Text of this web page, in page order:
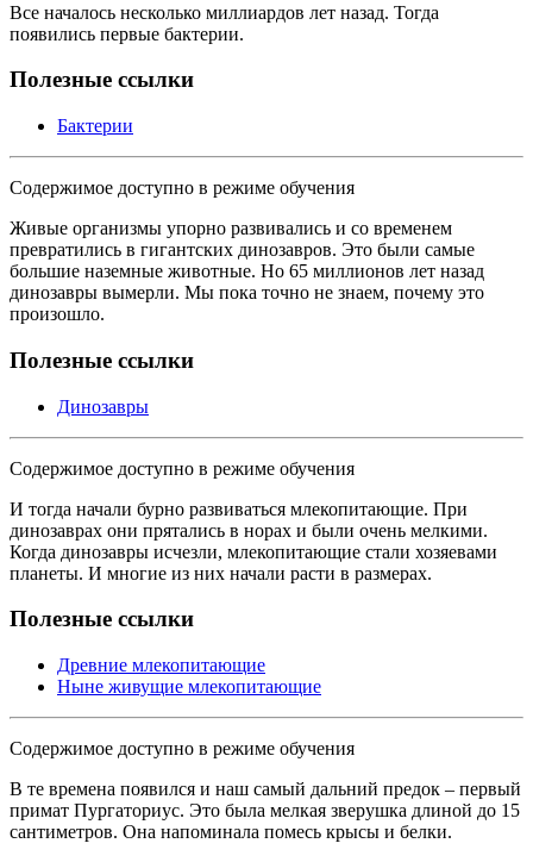
Все началось несколько миллиардов лет назад. Тогда
появились первые бактерии.
Полезные ссылки
Бактерии
Содержимое доступно в режиме обучения
Живые организмы упорно развивались и со временем
превратились в гигантских динозавров. Это были самые
большие наземные животные. Но 65 миллионов лет назад
динозавры вымерли. Мы пока точно не знаем, почему это
произошло.
Полезные ссылки
Динозавры
Содержимое доступно в режиме обучения
И тогда начали бурно развиваться млекопитающие. При
динозаврах они прятались в норах и были очень мелкими.
Когда динозавры исчезли, млекопитающие стали хозяевами
планеты. И многие из них начали расти в размерах.
Полезные ссылки
Древние млекопитающие
Ныне живущие млекопитающие
Содержимое доступно в режиме обучения
В те времена появился и наш самый дальний предок – первый
примат Пургаториус. Это была мелкая зверушка длиной до 15
сантиметров. Она напоминала помесь крысы и белки.